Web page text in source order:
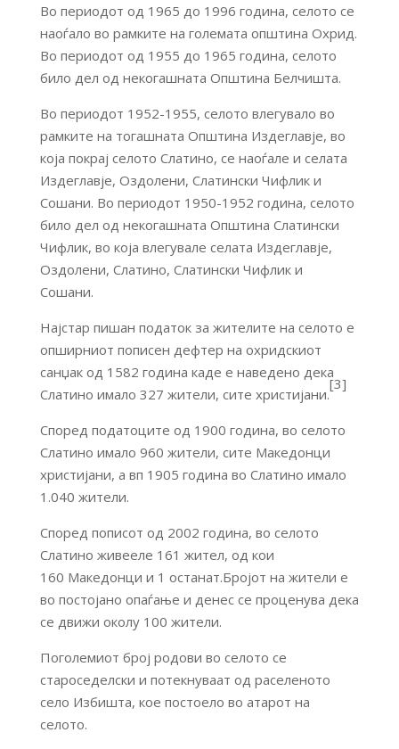
Во периодот од 1965 до 1996 година, селото се
наоѓало во рамките на големата општина Охрид.
Во периодот од 1955 до 1965 година, селото
било дел од некогашната Општина Белчишта.
Во периодот 1952-1955, селото влегувало во
рамките на тогашната Општина Издеглавје, во
која покрај селото Слатино, се наоѓале и селата
Издеглавје, Оздолени, Слатински Чифлик и
Сошани. Во периодот 1950-1952 година, селото
било дел од некогашната Општина Слатински
Чифлик, во која влегувале селата Издеглавје,
Оздолени, Слатино, Слатински Чифлик и
Сошани.
Најстар пишан податок за жителите на селото е
опширниот пописен дефтер на охридскиот
санџак од 1582 година каде е наведено дека
Слатино имало 327 жители, сите христијани.
[3]
Според податоците од 1900 година, во селото
Слатино имало 960 жители, сите Македонци
христијани, а вп 1905 година во Слатино имало
1.040 жители.
Според пописот од 2002 година, во селото
Слатино живееле 161 жител, од кои
160 Македонци и 1 останат.Бројот на жители е
во постојано опаѓање и денес се проценува дека
се движи околу 100 жители.
Поголемиот број родови во селото се
староседелски и потекнуваат од раселеното
село Избишта, кое постоело во атарот на
селото.